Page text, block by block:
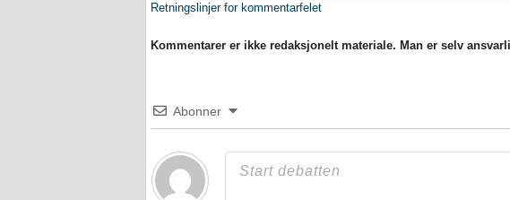
Retningslinjer for kommentarfelet
Kommentarer er ikke redaksjonelt materiale. Man er selv
Abonner